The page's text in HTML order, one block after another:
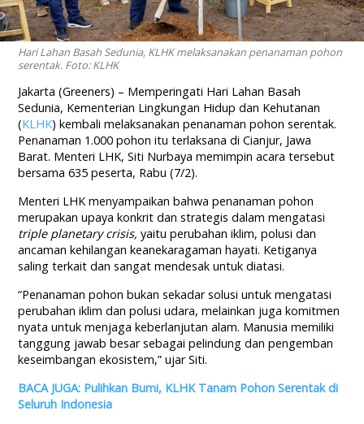
Hari Lahan Basah Sedunia, KLHK melaksanakan penanaman pohon
serentak. Foto: KLHK
Jakarta (Greeners) – Memperingati Hari Lahan Basah
Sedunia, Kementerian Lingkungan Hidup dan Kehutanan
(KLHK) kembali melaksanakan penanaman pohon serentak.
Penanaman 1.000 pohon itu terlaksana di Cianjur, Jawa
Barat. Menteri LHK, Siti Nurbaya memimpin acara tersebut
bersama 635 peserta, Rabu (7/2).
Menteri LHK menyampaikan bahwa penanaman pohon
merupakan upaya konkrit dan strategis dalam mengatasi
triple planetary crisis, yaitu perubahan iklim, polusi dan
ancaman kehilangan keanekaragaman hayati. Ketiganya
saling terkait dan sangat mendesak untuk diatasi.
“Penanaman pohon bukan sekadar solusi untuk mengatasi
perubahan iklim dan polusi udara, melainkan juga komitmen
nyata untuk menjaga keberlanjutan alam. Manusia memiliki
tanggung jawab besar sebagai pelindung dan pengemban
keseimbangan ekosistem,” ujar Siti.
BACA JUGA: Pulihkan Bumi, KLHK Tanam Pohon Serentak di
Seluruh Indonesia